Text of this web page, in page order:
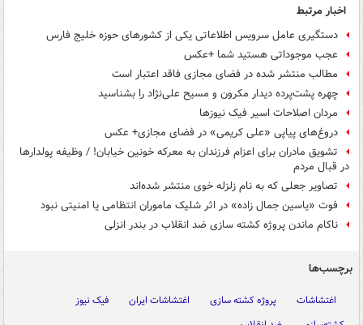
اخبار مرتبط
دستگیری عامل سرویس اطلاعاتی یکی از کشورهای حوزه خلیج فارس
عجب موجوداتی هستید شما +عکس
مطالب منتشر شده در فضای مجازی ‌‎‌فاقد اعتبار است
چهره پشت‌پرده دیدار مکرون و مسیح‌ علی‌نژاد را بشناسید
مردان اصلاحات اسیر فیک نیوزها
دروغ‌های پیاپی «علی کریمی» در فضای مجازی+ عکس
تشویق مادران برای اعزام فرزندان به معرکه خونین خیابان! / وظیفه پولدارها
در قبال مردم
تصاویر جعلی که به نام زلزله خوی منتشر شده‌اند
فوت «یاسین جمال زاده» در اثر شلیک ماموران انتظامی یا امنیتی نبود
ناکام ماندن پروژه کشته سازی ضد انقلاب در بندر انزلی
برچسب‌ها
اغتشاشات پروژه کشته سازی اغتشاشات ایران
فیک نیوز